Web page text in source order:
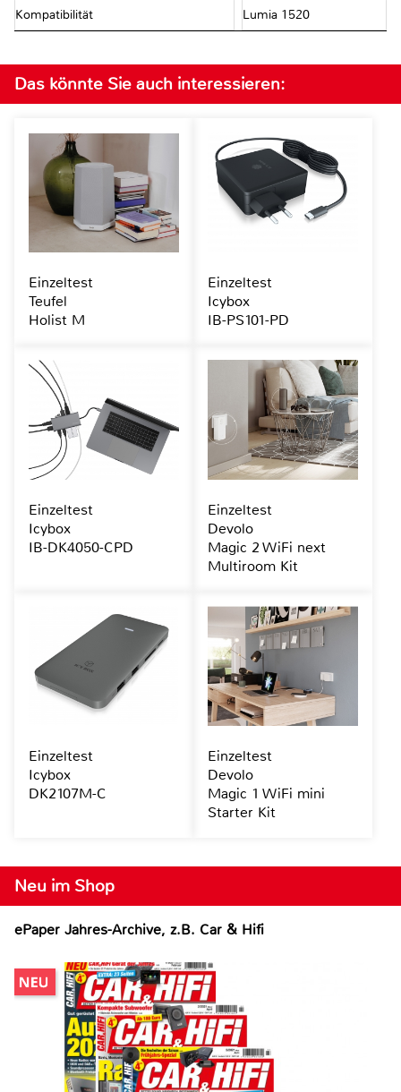
Kompatibilität Lumia 1520
Neu im Shop
ePaper Jahres-Archive, z.B. Car & Hifi
Das könnte Sie auch interessieren:
Einzeltest
Teufel
Holist M
Einzeltest
Icybox
IB-PS101-PD
Einzeltest
Icybox
IB-DK4050-CPD
Einzeltest
Devolo
Magic 2 WiFi next
Multiroom Kit
Einzeltest
Icybox
DK2107M-C
Einzeltest
Devolo
Magic 1 WiFi mini
Starter Kit